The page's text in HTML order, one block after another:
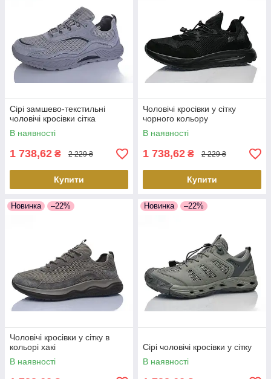
Сірі замшево-текстильні
чоловічі кросівки сітка
В наявності
1 738,62 ₴ 2 229 ₴
Купити
Чоловічі кросівки у сітку
чорного кольору
В наявності
1 738,62 ₴ 2 229 ₴
Купити
Новинка –22%
Чоловічі кросівки у сітку в
кольорі хакі
В наявності
Новинка –22%
Сірі чоловічі кросівки у сітку
В наявності